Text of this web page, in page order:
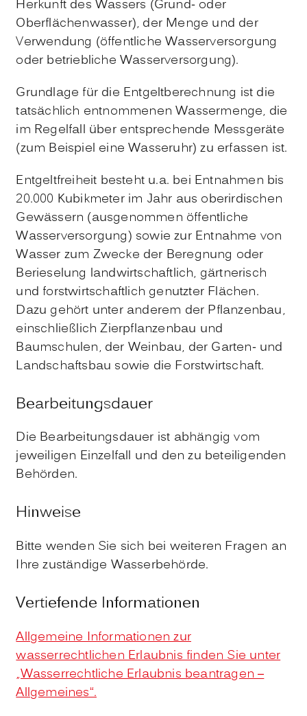
Herkunft des Wassers (Grund- oder
Oberflächenwasser), der Menge und der
Verwendung (öffentliche Wasserversorgung
oder betriebliche Wasserversorgung).
Grundlage für die Entgeltberechnung ist die
tatsächlich entnommenen Wassermenge, die
im Regelfall über entsprechende Messgeräte
(zum Beispiel eine Wasseruhr) zu erfassen ist.
Entgeltfreiheit besteht u.a. bei Entnahmen bis
20.000 Kubikmeter im Jahr aus oberirdischen
Gewässern (ausgenommen öffentliche
Wasserversorgung) sowie zur Entnahme von
Wasser zum Zwecke der Beregnung oder
Berieselung landwirtschaftlich, gärtnerisch
und forstwirtschaftlich genutzter Flächen.
Dazu gehört unter anderem der Pflanzenbau,
einschließlich Zierpflanzenbau und
Baumschulen, der Weinbau, der Garten- und
Landschaftsbau sowie die Forstwirtschaft.
Bearbeitungsdauer
Die Bearbeitungsdauer ist abhängig vom
jeweiligen Einzelfall und den zu beteiligenden
Behörden.
Hinweise
Bitte wenden Sie sich bei weiteren Fragen an
Ihre zuständige Wasserbehörde.
Vertiefende Informationen
Allgemeine Informationen zur
wasserrechtlichen Erlaubnis finden Sie unter
„Wasserrechtliche Erlaubnis beantragen –
Allgemeines“.